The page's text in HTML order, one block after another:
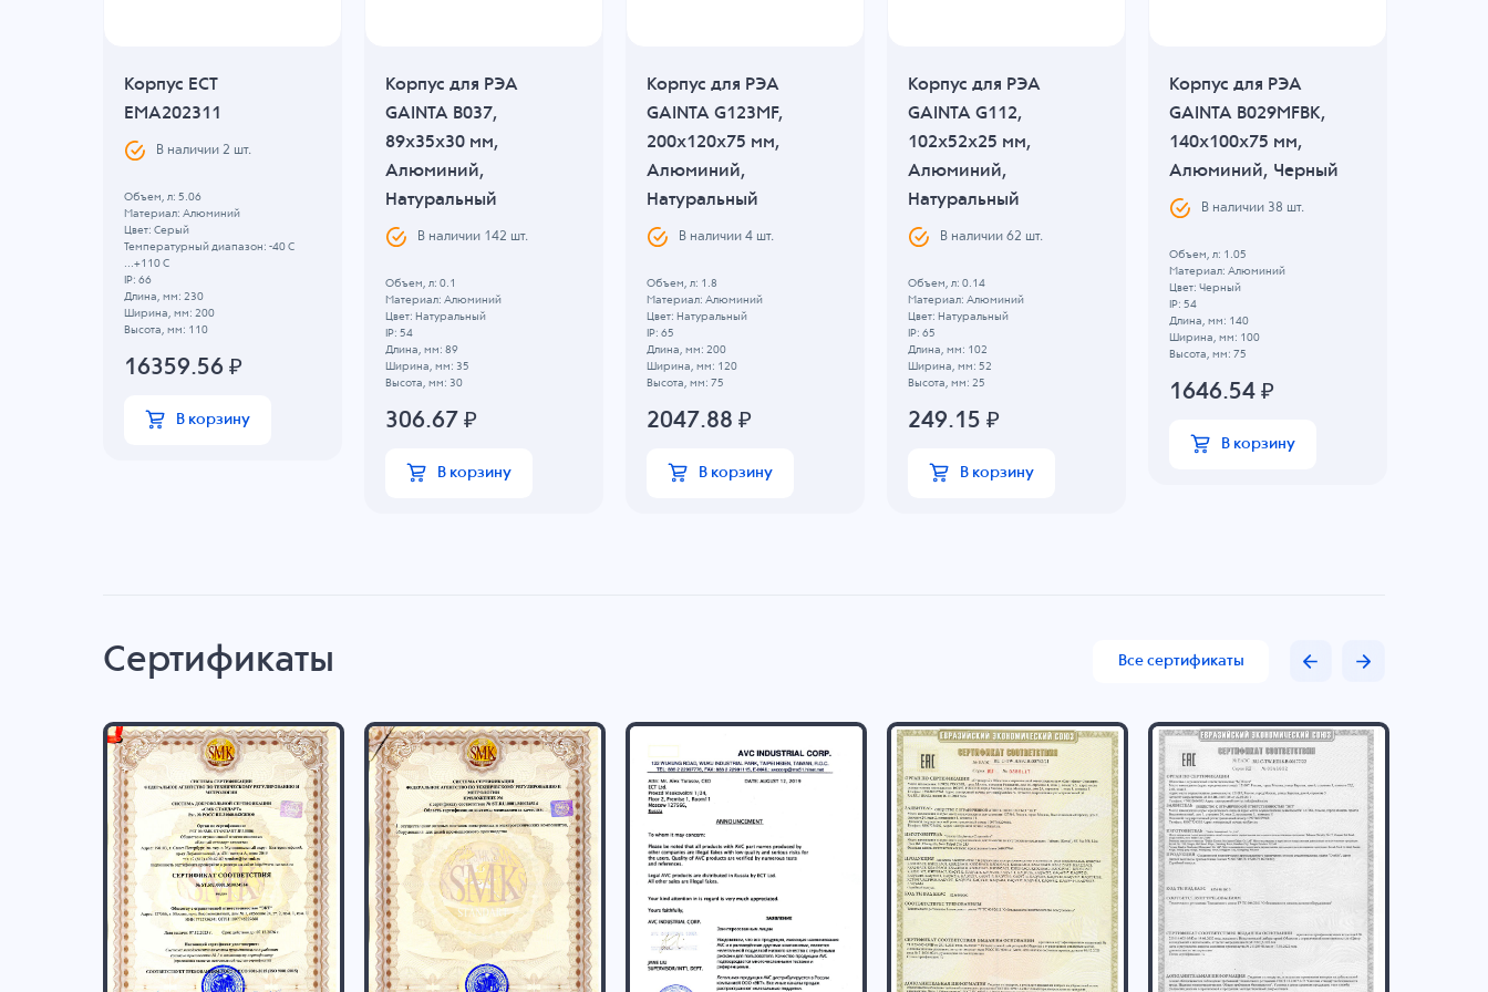
Корпус ECT
EMA202311
В наличии2 шт.
Объем, л: 5.06
Материал: Алюминий
Цвет: Серый
Температурный диапазон: -40 C
...+110 C
IP: 66
Длина, мм: 230
Ширина, мм: 200
Высота, мм: 110
16359.56 ₽
В корзину
Корпус для РЭА
GAINTA B037,
89x35x30 мм,
Алюминий,
Натуральный
В наличии 142 шт.
Объем, л: 0.1
Материал: Алюминий
Цвет: Натуральный
IP: 54
Длина, мм: 89
Ширина, мм: 35
Высота, мм: 30
306.67₽
В корзину
Корпус для РЭА
GAINTA G123MF,
200x120x75 мм,
Алюминий,
Натуральный
В наличии4 шт.
Объем, л: 1.8
Материал: Алюминий
Цвет: Натуральный
IP: 65
Длина, мм: 200
Ширина, мм: 120
Высота, мм: 75
2047.88 ₽
В корзину
Корпус для РЭА
GAINTA G112,
102x52x25 мм,
Алюминий,
Натуральный
В наличии62 шт.
Объем, л: 0.14
Материал: Алюминий
Цвет: Натуральный
IP: 65
Длина, мм: 102
Ширина, мм: 52
Высота, мм: 25
249.15 ₽
В корзину
Корпус для РЭА
GAINTA B029MFBK,
140x100x75 мм,
Алюминий, Черный
В наличии 38 шт.
Объем, л: 1.05
Материал: Алюминий
Цвет: Черный
IP: 54
Длина, мм: 140
Ширина, мм: 100
Высота, мм: 75
1646.54₽
В корзину
Сертификаты Все сертификаты